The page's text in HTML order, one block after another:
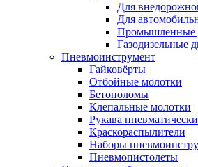
Для
Для
Промышленные
Газодизельные
Пневмоинструмент
Гайковёрты
Отбойные молотки
Бетоноломы
Клепальные молотки
Рукава
Краскораспылители
Наборы
Пневмопистолеты